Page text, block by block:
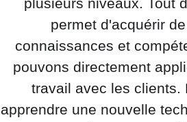
permet d'acquérir
connaissances et
pouvons directement
travail avec les clients.
apprendre une nouvelle